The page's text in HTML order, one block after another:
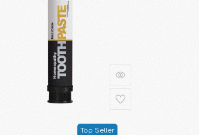
Top Seller